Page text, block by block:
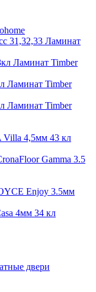
Ламинат
Ламинат Timber
Ламинат Timber
Ламинат Timber
Villa 4,5мм 43 кл
Gamma 3.5
Еnjoy 3.5мм
4мм 34 кл
двери